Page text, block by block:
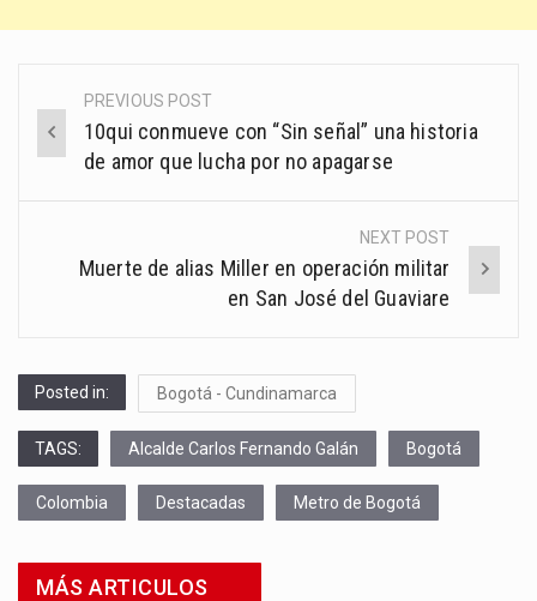
Post
navigation
PREVIOUS POST
10qui conmueve con “Sin señal” una historia
de amor que lucha por no apagarse
NEXT POST
Muerte de alias Miller en operación militar
en San José del Guaviare
Posted in: Bogotá - Cundinamarca
TAGS: Alcalde Carlos Fernando Galán Bogotá
Colombia Destacadas Metro de Bogotá
MÁS ARTICULOS